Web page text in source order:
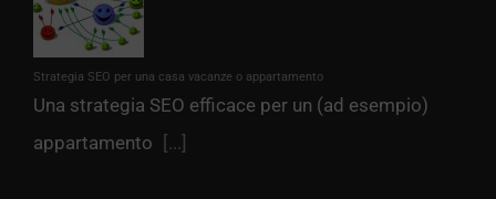
Strategia SEO per una casa vacanze o appartamento
Una strategia SEO efficace per un (ad esempio)
appartamento
[...]